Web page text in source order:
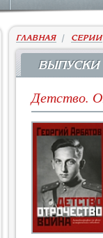
ГЛАВНАЯ| СЕРИИ
ВЫПУСКИ
Детство.